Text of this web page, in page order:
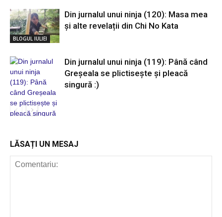
BLOGUL IULIEI
Din jurnalul unui ninja (120): Masa mea
și alte revelații din Chi No Kata
Din jurnalul unui ninja (119): Până când
Greșeala se plictisește și pleacă
singură :)
LĂSAȚI UN MESAJ